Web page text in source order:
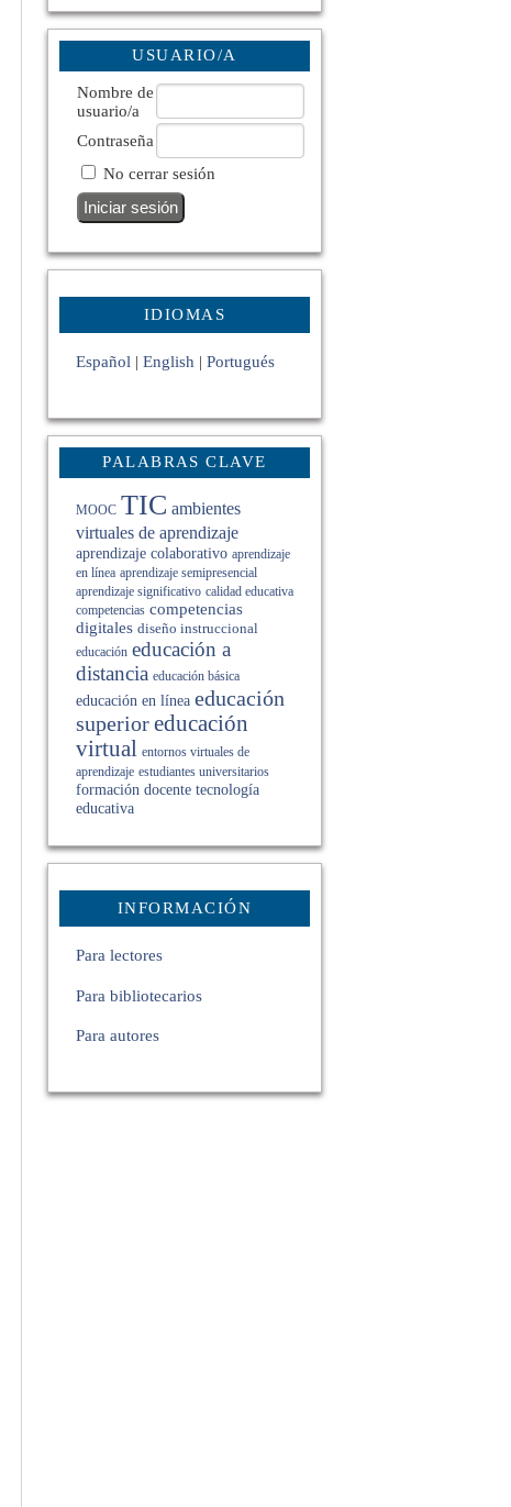
USUARIO/A
Nombre de
usuario/a
Contraseña
No cerrar sesión
IDIOMAS
Español | English | Portugués
PALABRAS CLAVE
MOOC TIC ambientes
virtuales de aprendizaje
aprendizaje colaborativo aprendizaje
en línea aprendizaje semipresencial
aprendizaje significativo calidad educativa
competencias competencias
digitales diseño instruccional
educación educación a
distancia educación básica
educación en línea educación
superioreducación
virtual entornos virtuales de
aprendizaje estudiantes universitarios
formación docente tecnología
educativa
INFORMACIÓN
Para lectores
Para bibliotecarios
Para autores